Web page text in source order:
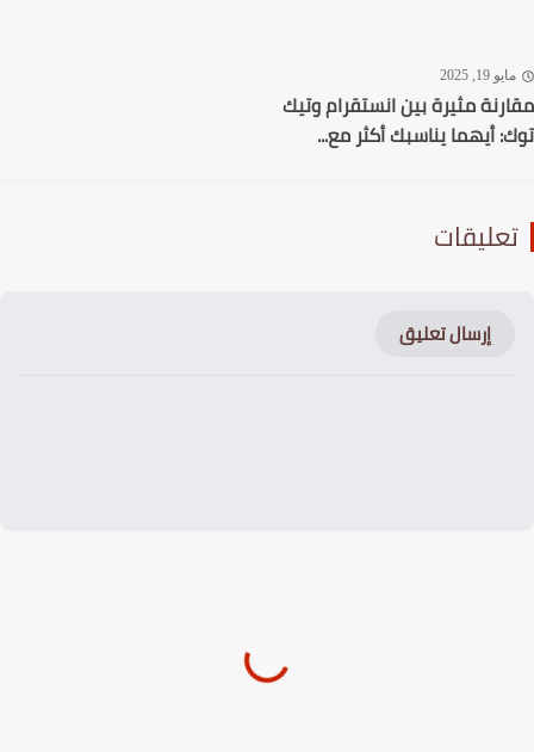
19, 2025
مثيرة بين انستقرام وتيك
أيهما يناسبك أكثر مع...
إرسال تعليق